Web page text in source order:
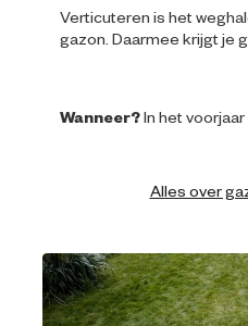
Verticuteren is het
gazon. Daarmee krijgt je
Wanneer?In het
Alles over